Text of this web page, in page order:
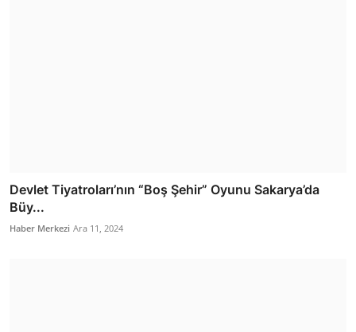
Devlet Tiyatroları’nın “Boş Şehir” Oyunu Sakarya’da
Büy...
Haber Merkezi Ara 11, 2024